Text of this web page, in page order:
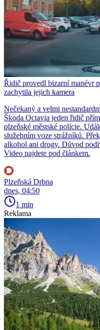
Řidič provedl bizarní manévr
zachytila jejich kamera
Nečekaný a velmi
Škoda Octavia jeden řidič
plzeňské městské policie.
služebním voze strážníků.
alkohol ani drogy. Důvod
Video najdete pod článkem.
Plzeňská Drbna
dnes, 04:50
1 min
Reklama